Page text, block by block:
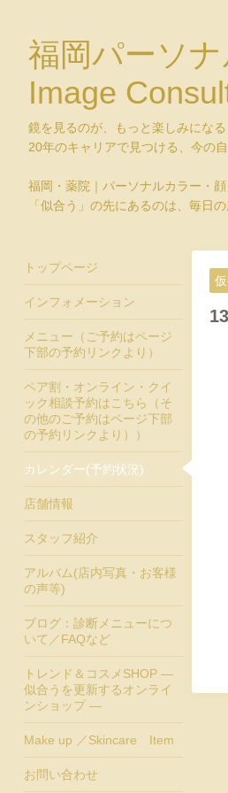
福岡パーソ
Image
鏡を見るのが、もっと楽しみになる
20年のキャリアで見つける、今の
福岡・薬院｜パーソナルカラー・
「似合う」の先にあるのは、毎日
トップページ
インフォメーション
メニュー（ご予約はページ
下部の予約リンクより）
ペア割・オンライン・クイ
ック相談予約はこちら（そ
の他のご予約はページ下部
の予約リンクより））
カレンダー(予約状況)
店舗情報
スタッフ紹介
アルバム(店内写真・お客様
の声等)
ブログ：診断メニューにつ
いて／FAQなど
トレンド＆コスメSHOP ―
似合うを更新するオンライ
ンショップ ―
Make up ／Skincare Item
お問い合わせ